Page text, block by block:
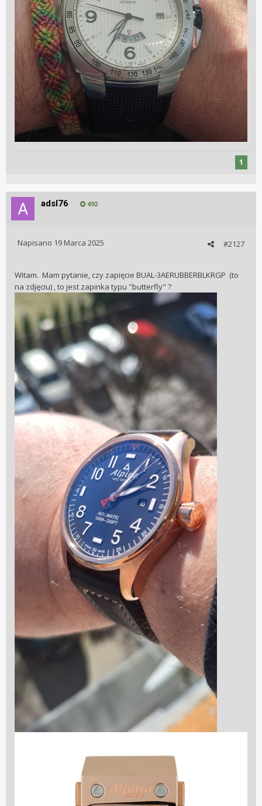
1
adsl76 492
#2127
Napisano 19 Marca 2025
Witam. Mam pytanie, czy zapięcie BUAL-3AERUBBERBLKRGP (to
na zdjęciu) , to jest zapinka typu "butterfly" ?